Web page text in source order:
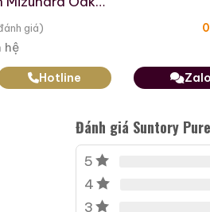
các nhà sưu tầm chính là
Hệ thống chữ ký in đen
chữ ký viết tay dứt
thoại đã làm nên kỳ
Tuyên ngôn chiến
chữ tiếng Nhật dõng
hãnh tột độ của tập
giá)
hệ
Hotline Zalo
Đánh giá Suntory
5
4
3